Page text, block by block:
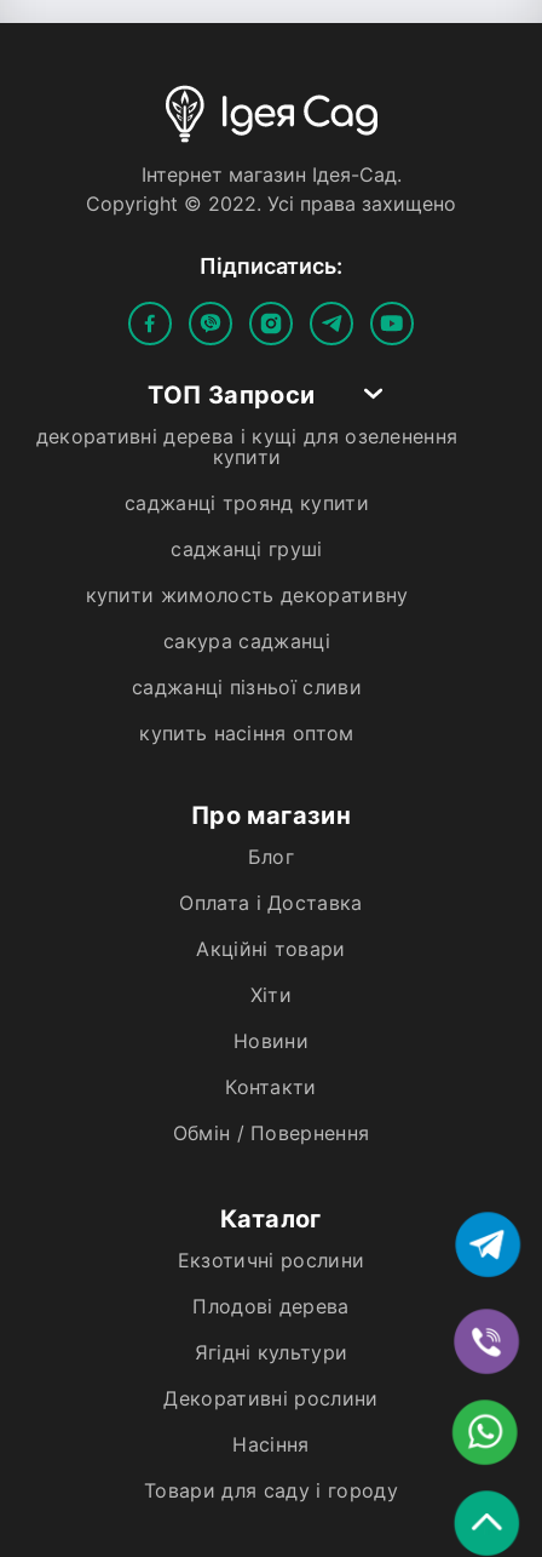
Iнтернет магазин Iдея-Сад.
Copyright © 2022. Усi права захищено
Пiдписатись:
ТОП Запроси
декоративні дерева і кущі для озеленення
купити
саджанці троянд купити
саджанці груші
купити жимолость декоративну
сакура саджанці
саджанці пізньої сливи
купить насіння оптом
Про магазин
Блог
Оплата і Доставка
Акційні товари
Хiти
Новини
Контакти
Обмін / Повернення
Каталог
Екзотичні рослини
Плодові дерева
Ягідні культури
Декоративні рослини
Насіння
Товари для саду і городу